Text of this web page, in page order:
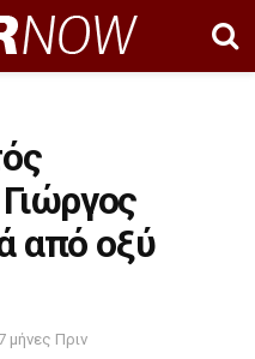
από οξύ
μήνες Πριν